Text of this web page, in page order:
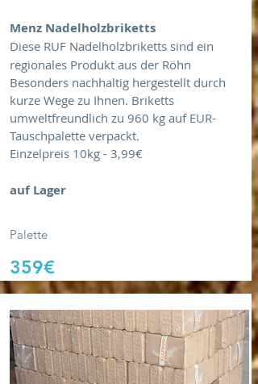
Menz Nadelholzbriketts
Diese RUF Nadelholzbriketts sind ein
regionales Produkt aus der Röhn
Besonders nachhaltig hergestellt durch
kurze Wege zu Ihnen. Briketts
umweltfreundlich zu 960 kg auf EUR-
Tauschpalette verpackt.
Einzelpreis 10kg - 3,99€
auf Lager
Palette
359€